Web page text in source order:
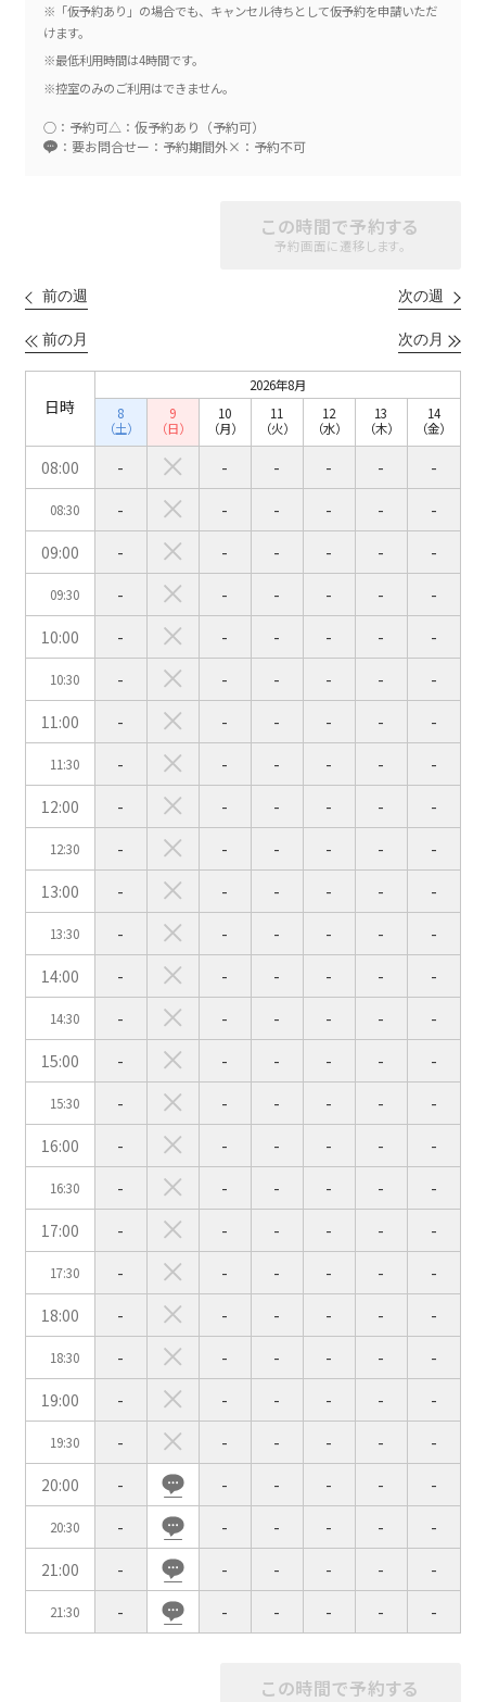
※「仮予約あり」の場合でも、キャンセル待ちとして仮予約を申請いただ
けます。
※最低利用時間は4時間です。
※控室のみのご利用はできません。
○：予約可△：仮予約あり（予約可）
：要お問合せー：予約期間外×：予約不可
この時間で予約する
予約画面に遷移します。
前の週 次の週
前の月 次の月
日時
2026年8月
8
（土）
9
（日）
10
（月）
11
（火）
12
（水）
13
（木）
14
（金）
08:00 - - - - - -
08:30 - - - - -
-
09:00
- - - - - -
09:30 - - - - -
-
10:00
- - - - - -
10:30 - - - - -
-
11:00
- - - - - -
11:30 - - - - -
-
12:00
- - - - - -
12:30 - - - - -
-
13:00
- - - - - -
13:30 - - - - -
-
14:00
- - - - - -
14:30 - - - - -
-
15:00
- - - - - -
15:30 - - - - -
-
16:00
- - - - - -
16:30 - - - - -
-
17:00
- - - - - -
17:30 - - - - -
-
18:00
- - - - - -
18:30 - - - - -
-
19:00
- - - - - -
19:30 - - - - -
-
20:00
- - - - - -
20:30 - - - - -
-
21:00
- - - - - -
21:30 - - - - - -
この時間で予約する
こちらの 会議室
の空室状況は
以下からお問合せください。
お電話でのお問合せ
03-3346-1396
受付時間 9:00～18:00（土日祝日・年末年始を除く）
WEBからのお問合せ
お問合せフォーム
ベルサール新宿南口
ベルサール新宿グランド
新宿住友ホール
新宿住友ビル三角広場
ベルサール新宿セントラルパーク
ベルサール西新宿
秋葉原・神田・東京エリア
ベルサール八重洲
ベルサール東京日本橋
ベルサール秋葉原
ベルサール神田
飯田橋・九段・半蔵門・神保町エリア
ベルサール半蔵門
渋谷エリア
泉ガーデンギャラリー
ベルサール六本木グランドコンファレンスセンター
ベルサール六本木
汐留・御成門・芝公園エリア
ベルサール芝公園
ベルサール御成門タワー
ベルサール汐留
ベルサール東京汐留コンファレンスセンター
ベルサール三田ガーデン
有明・羽田エリア
東京ガーデンシアター
ベルサール有明コンファレンスセンター
ベルサール羽田空港
日時
日付／開始・終了時間から選ぶ
時間単位で選ぶ
人数／レイアウト
スクール
2名掛け
スクール
3名掛け
シアター
形式
口の字型 島型 T字島型
面積
会場の種類
イベントホール 会議室
こだわり条件 ※複数選択可能
特長で選ぶ
駅直結
天井高3.5ｍ以上
窓があり開放感のある
会場
喫煙所あり
大型スクリーンあり
4t車以上荷捌きあり
裏導線あり
時間貸し駐車場あり
専有回線(NURO)あり
株主総会・IR